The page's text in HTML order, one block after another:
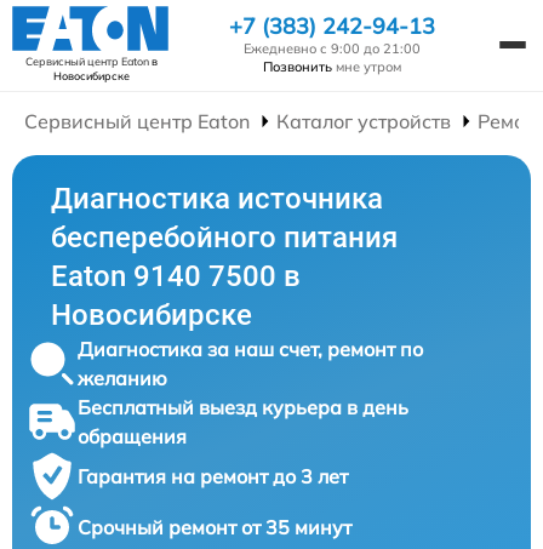
Сервисный центр Eatonв
Новосибирске
+7 (383) 242-94-13
Ежедневно с 9:00 до 21:00
Позвонить мне утром
Сервисный центр Eaton Каталог устройств
Диагностика источника
бесперебойного питания
Eaton 9140 7500 в
Новосибирске
Диагностика за наш счет, ремонт по
желанию
Бесплатный выезд курьера в день
обращения
Гарантия на ремонт до 3 лет
Срочный ремонт от 35 минут